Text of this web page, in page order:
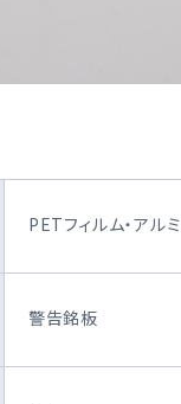
PETフィルム・アルミ
警告銘板